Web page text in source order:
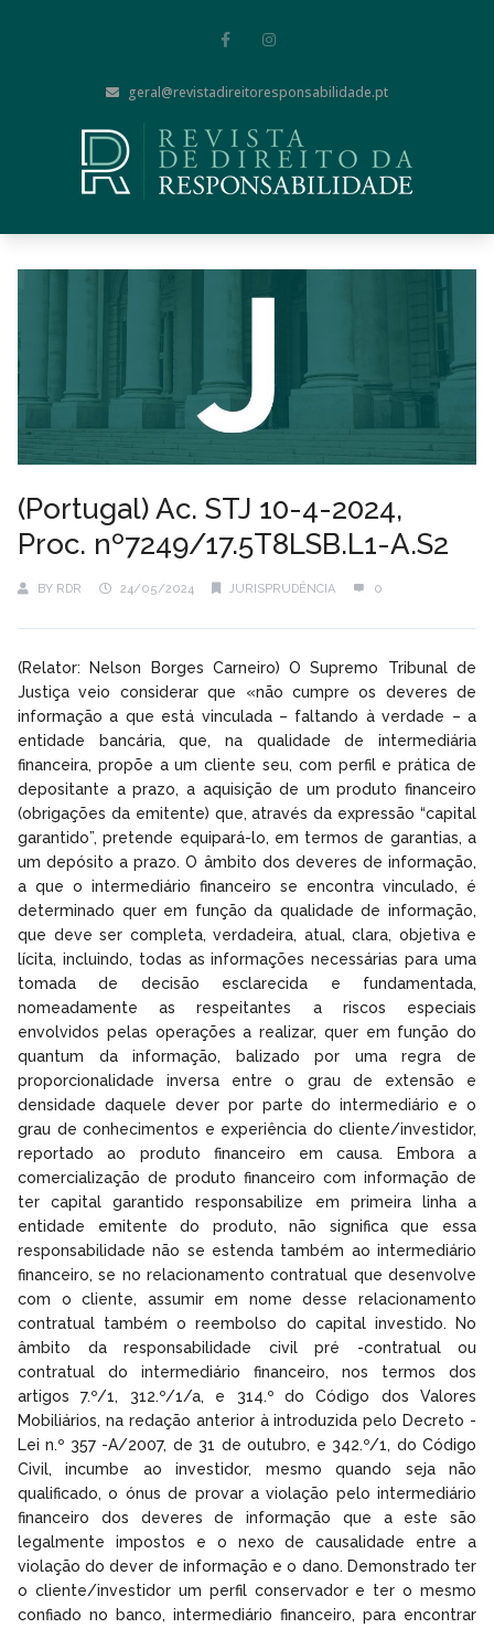
geral@revistadireitoresponsabilidade.pt
(Portugal) Ac. STJ 10-4-2024,
Proc. nº7249/17.5T8LSB.L1-A.S2
BY RDR 24/05/2024 JURISPRUDÊNCIA 0
(Relator: Nelson Borges Carneiro) O Supremo Tribunal de
Justiça veio considerar que «não cumpre os deveres de
informação a que está vinculada – faltando à verdade – a
entidade bancária, que, na qualidade de intermediária
financeira, propõe a um cliente seu, com perfil e prática de
depositante a prazo, a aquisição de um produto financeiro
(obrigações da emitente) que, através da expressão “capital
garantido”, pretende equipará-lo, em termos de garantias, a
um depósito a prazo. O âmbito dos deveres de informação,
a que o intermediário financeiro se encontra vinculado, é
determinado quer em função da qualidade de informação,
que deve ser completa, verdadeira, atual, clara, objetiva e
lícita, incluindo, todas as informações necessárias para uma
tomada de decisão esclarecida e fundamentada,
nomeadamente as respeitantes a riscos especiais
envolvidos pelas operações a realizar, quer em função do
quantum da informação, balizado por uma regra de
proporcionalidade inversa entre o grau de extensão e
densidade daquele dever por parte do intermediário e o
grau de conhecimentos e experiência do cliente/investidor,
reportado ao produto financeiro em causa. Embora a
comercialização de produto financeiro com informação de
ter capital garantido responsabilize em primeira linha a
entidade emitente do produto, não significa que essa
responsabilidade não se estenda também ao intermediário
financeiro, se no relacionamento contratual que desenvolve
com o cliente, assumir em nome desse relacionamento
contratual também o reembolso do capital investido. No
âmbito da responsabilidade civil pré -contratual ou
contratual do intermediário financeiro, nos termos dos
artigos 7.º/1, 312.º/1/a, e 314.º do Código dos Valores
Mobiliários, na redação anterior à introduzida pelo Decreto -
Lei n.º 357 -A/2007, de 31 de outubro, e 342.º/1, do Código
Civil, incumbe ao investidor, mesmo quando seja não
qualificado, o ónus de provar a violação pelo intermediário
financeiro dos deveres de informação que a este são
legalmente impostos e o nexo de causalidade entre a
violação do dever de informação e o dano. Demonstrado ter
o cliente/investidor um perfil conservador e ter o mesmo
confiado no banco, intermediário financeiro, para encontrar